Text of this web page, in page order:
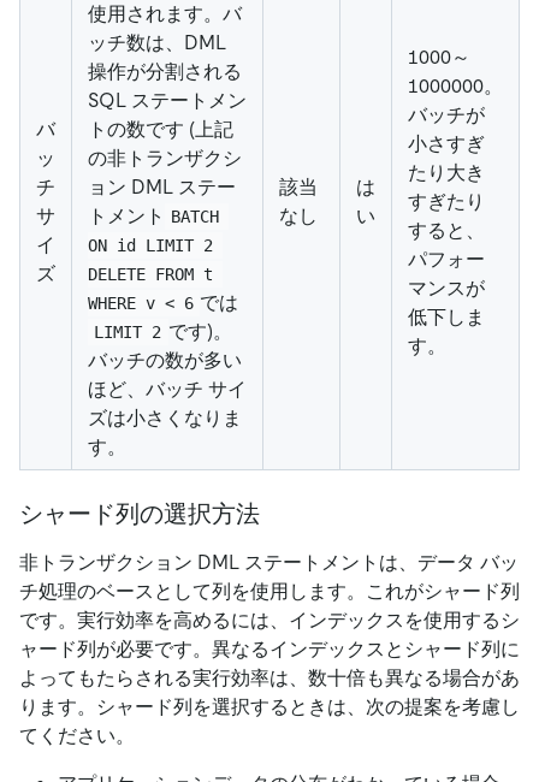
バ
ッ
チ
サ
イ
ズ
使用されます。バ
ッチ数は、DML
操作が分割される
SQL ステートメン
トの数です (上記
の非トランザクシ
ョン DML ステー
トメント
BATCH
ON id LIMIT 2
DELETE FROM t
WHERE v < 6 では
LIMIT 2 です)。
バッチの数が多い
ほど、バッチ サイ
ズは小さくなりま
す。
該当
なし
は
い
1000～
1000000。
バッチが
小さすぎ
たり大き
すぎたり
すると、
パフォー
マンスが
低下しま
す。
シャード列の選択方法
非トランザクション DML ステートメントは、データ バッ
チ処理のベースとして列を使用します。これがシャード列
です。実行効率を高めるには、インデックスを使用するシ
ャード列が必要です。異なるインデックスとシャード列に
よってもたらされる実行効率は、数十倍も異なる場合があ
ります。シャード列を選択するときは、次の提案を考慮し
てください。